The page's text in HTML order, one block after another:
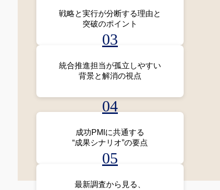
戦略と実行が分断する理由と
突破のポイント
03
統合推進担当が孤立しやすい
背景と解消の視点
04
成功PMIに共通する
“成果シナリオ”の要点
05
最新調査から見る、